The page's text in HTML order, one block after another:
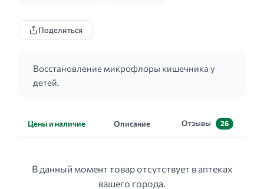
Поделиться
Восстановление микрофлоры кишечника у
детей.
Цены и наличие Описание Отзывы 26
В данный момент товар отсутствует в аптеках
вашего города.